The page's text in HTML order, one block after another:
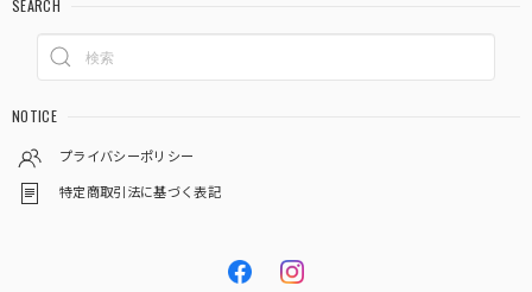
SEARCH
NOTICE
プライバシーポリシー
特定商取引法に基づく表記